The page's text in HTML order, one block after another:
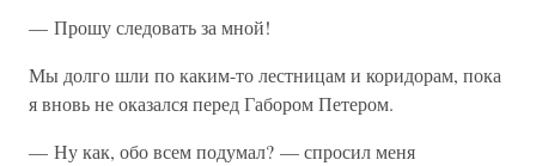
— Прошу следовать за мной!
Мы долго шли по каким-то лестницам и коридорам, пока
я вновь не оказался перед Габором Петером.
— Ну как, обо всем подумал? — спросил меня